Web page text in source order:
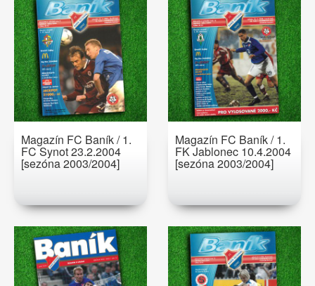
Magazín FC Baník / 1.
FC Synot 23.2.2004
[sezóna 2003/2004]
Magazín FC Baník / 1.
FK Jablonec 10.4.2004
[sezóna 2003/2004]